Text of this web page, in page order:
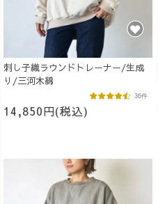
刺し子織ラウンドトレーナー/生成
り/三河木綿
14,850円(税込)
36件